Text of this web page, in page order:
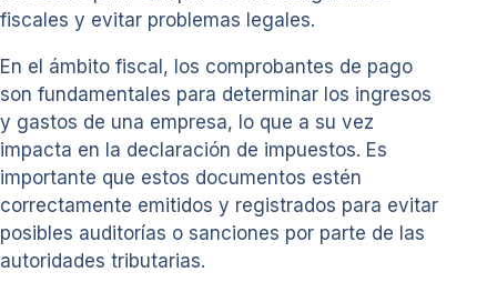
fiscales y evitar problemas legales.
En el ámbito fiscal, los comprobantes de pago
son fundamentales para determinar los ingresos
y gastos de una empresa, lo que a su vez
impacta en la declaración de impuestos. Es
importante que estos documentos estén
correctamente emitidos y registrados para evitar
posibles auditorías o sanciones por parte de las
autoridades tributarias.